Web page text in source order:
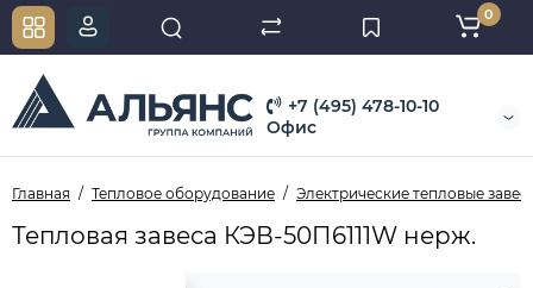
+7 (495) 478-10-10
Офис
0
Главная Тепловое оборудование Электрические тепловые
Тепловая завеса КЭВ-50П6111W нерж.